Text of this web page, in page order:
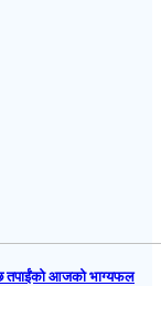
तपाईंको आजको भाग्यफल